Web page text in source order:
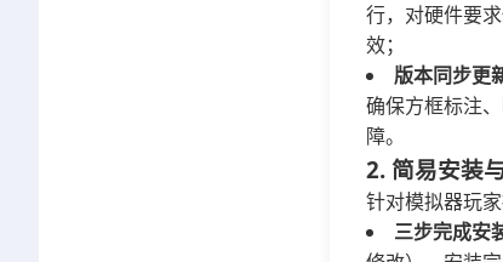
行，对硬件要
效；
版本同步更
确保方框标注
障。
2. 简易安装
针对模拟器玩
三步完成安